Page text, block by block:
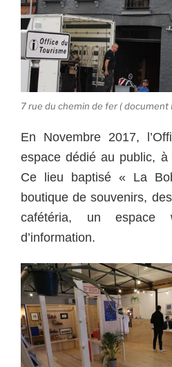
7 rue du chemin de fer ( document
En Novembre 2017,
espace dédié au public, à
Ce lieu baptisé « La
boutique de souvenirs,
cafétéria, un
d’information.